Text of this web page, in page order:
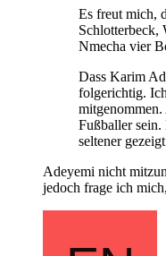
Es freut mich,
Schlotterbeck,
Nmecha vier
Dass Karim
folgerichtig.
Fußballer sein.
seltener
Adeyemi nicht
jedoch frage ich